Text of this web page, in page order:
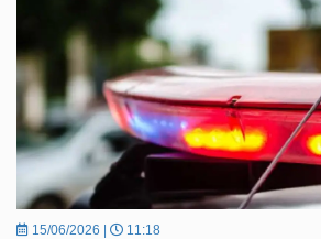
15/06/2026 | 11:18